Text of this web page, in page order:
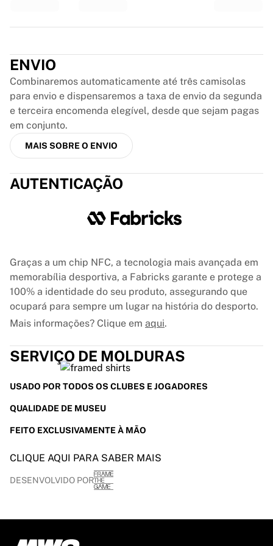
Como funciona
Autenticação da camisola
A minha coleção
ENVIO
Combinaremos automaticamente até três camisolas
para envio e dispensaremos a taxa de envio da segunda
e terceira encomenda elegível, desde que sejam pagas
em conjunto.
MAIS SOBRE O ENVIO
AUTENTICAÇÃO
Graças a um chip NFC, a tecnologia mais avançada em
memorabília desportiva, a Fabricks garante e protege a
100% a identidade do seu produto, assegurando que
ocupará para sempre um lugar na história do desporto.
Mais informações? Clique em aqui.
SERVIÇO DE MOLDURAS
USADO POR TODOS OS CLUBES E JOGADORES
QUALIDADE DE MUSEU
FEITO EXCLUSIVAMENTE À MÃO
CLIQUE AQUI PARA SABER MAIS
DESENVOLVIDO POR